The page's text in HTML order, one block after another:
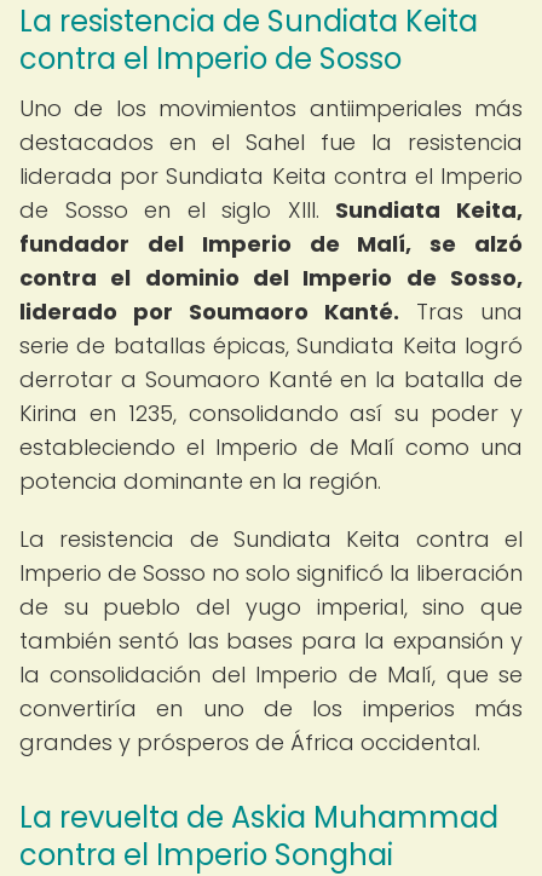
La resistencia de Sundiata Keita
contra el Imperio de Sosso
Uno de los movimientos antiimperiales más
destacados en el Sahel fue la resistencia
liderada por Sundiata Keita contra el Imperio
de Sosso en el siglo XIII. Sundiata Keita,
fundador del Imperio de Malí, se alzó
contra el dominio del Imperio de Sosso,
liderado por Soumaoro Kanté. Tras una
serie de batallas épicas, Sundiata Keita logró
derrotar a Soumaoro Kanté en la batalla de
Kirina en 1235, consolidando así su poder y
estableciendo el Imperio de Malí como una
potencia dominante en la región.
La resistencia de Sundiata Keita contra el
Imperio de Sosso no solo significó la liberación
de su pueblo del yugo imperial, sino que
también sentó las bases para la expansión y
la consolidación del Imperio de Malí, que se
convertiría en uno de los imperios más
grandes y prósperos de África occidental.
La revuelta de Askia Muhammad
contra el Imperio Songhai